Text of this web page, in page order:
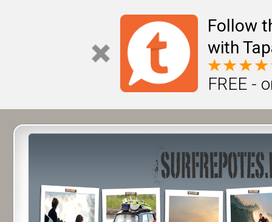
Follow
with
FREE -